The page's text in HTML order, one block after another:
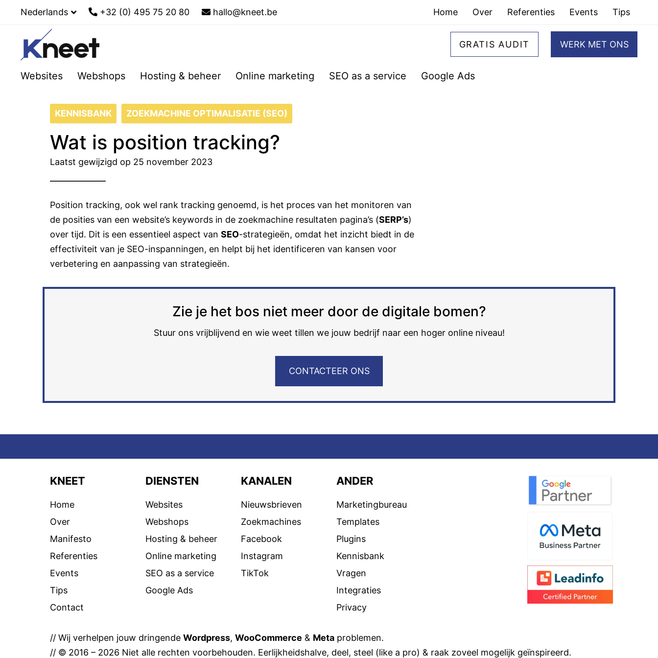
Nederlands +32 (0) 495 75 20 80 hallo@kneet.be Home Over Referenties Events Tips
GRATIS AUDIT WERK MET ONS
Websites Webshops Hosting & beheer Online marketing SEO as a service Google Ads
KENNISBANK ZOEKMACHINE OPTIMALISATIE (SEO)
Wat is position tracking?
Laatst gewijzigd op 25 november 2023
Position tracking, ook wel rank tracking genoemd, is het proces van het monitoren van
de posities van een website’s keywords in de zoekmachine resultaten pagina’s (SERP’s)
over tijd. Dit is een essentieel aspect van SEO-strategieën, omdat het inzicht biedt in de
effectiviteit van je SEO-inspanningen, en helpt bij het identificeren van kansen voor
verbetering en aanpassing van strategieën.
Zie je het bos niet meer door de digitale bomen?
Stuur ons vrijblijvend en wie weet tillen we jouw bedrijf naar een hoger online niveau!
CONTACTEER ONS
KNEET
Home
Over
Manifesto
Referenties
Events
Tips
Contact
DIENSTEN
Websites
Webshops
Hosting & beheer
Online marketing
SEO as a service
Google Ads
KANALEN
Nieuwsbrieven
Zoekmachines
Facebook
Instagram
TikTok
ANDER
Marketingbureau
Templates
Plugins
Kennisbank
Vragen
Integraties
Privacy
// Wij verhelpen jouw dringende Wordpress, WooCommerce & Meta problemen.
// © 2016 – 2026 Niet alle rechten voorbehouden. Eerlijkheidshalve, deel, steel (like a pro) & raak zoveel mogelijk geïnspireerd.